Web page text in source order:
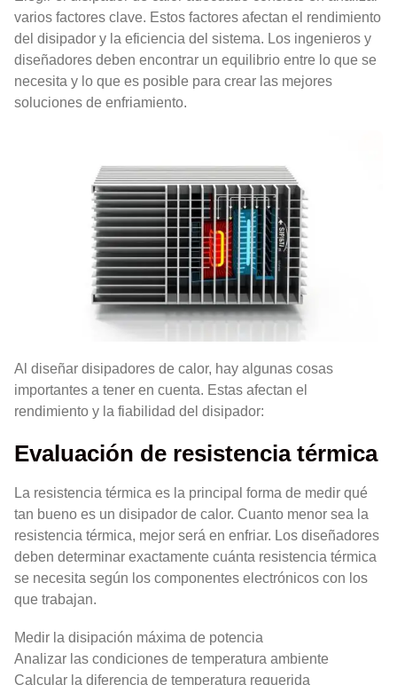
varios factores clave. Estos factores afectan el rendimiento
del disipador y la eficiencia del sistema. Los ingenieros y
diseñadores deben encontrar un equilibrio entre lo que se
necesita y lo que es posible para crear las mejores
soluciones de enfriamiento.
Al diseñar disipadores de calor, hay algunas cosas
importantes a tener en cuenta. Estas afectan el
rendimiento y la fiabilidad del disipador:
Evaluación de resistencia térmica
La resistencia térmica es la principal forma de medir qué
tan bueno es un disipador de calor. Cuanto menor sea la
resistencia térmica, mejor será en enfriar. Los diseñadores
deben determinar exactamente cuánta resistencia térmica
se necesita según los componentes electrónicos con los
que trabajan.
Medir la disipación máxima de potencia
Analizar las condiciones de temperatura ambiente
Calcular la diferencia de temperatura requerida